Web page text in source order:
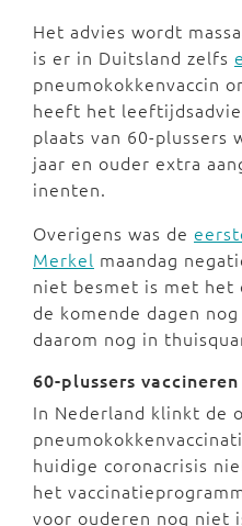
Het advies wordt
is er in Duitsland zelfs
pneumokokkenvaccin
heeft het
plaats van 60-plussers
jaar en ouder extra
inenten.
Overigens was de
Merkel maandag
niet besmet is met het
de komende dagen
daarom nog in
60-plussers vaccineren
In Nederland klinkt de
huidige coronacrisis
het
voor ouderen nog niet